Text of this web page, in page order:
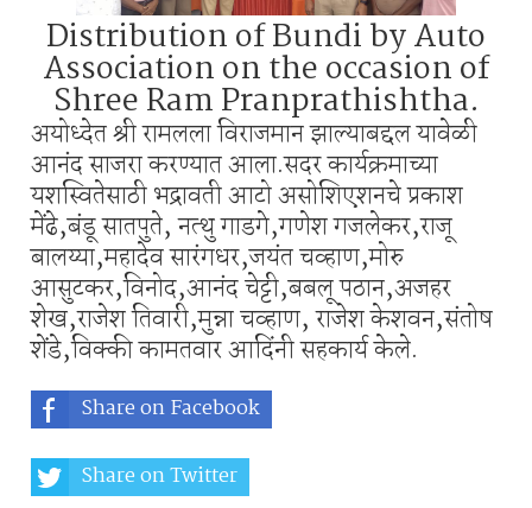
Distribution of Bundi by Auto
Association on the occasion of
Shree Ram Pranprathishtha.
अयोध्देत श्री रामलला विराजमान झाल्याबद्दल यावेळी
आनंद साजरा करण्यात आला.सदर कार्यक्रमाच्या
यशस्वितेसाठी भद्रावती आटो असोशिएशनचे प्रकाश
मेंढे,बंडू सातपुते, नत्थु गाडगे,गणेश गजलेकर,राजू
बालय्या,महादेव सारंगधर,जयंत चव्हाण,मोरु
आसुटकर,विनोद,आनंद चेट्टी,बबलू पठान,अजहर
शेख,राजेश तिवारी,मुन्ना चव्हाण, राजेश केशवन,संतोष
शेंडे,विक्की कामतवार आदिंनी सहकार्य केले.
Share on Facebook
Share on Twitter